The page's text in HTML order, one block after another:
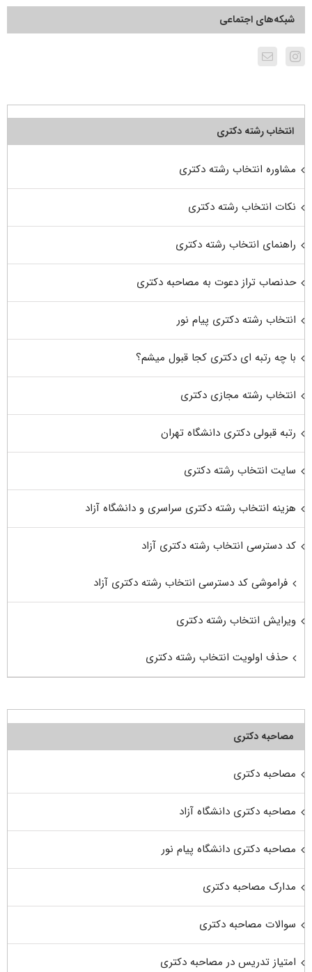
شبکه‌های اجتماعی
انتخاب رشته دکتری
مشاوره انتخاب رشته دکتری
نکات انتخاب رشته دکتری
راهنمای انتخاب رشته دکتری
حدنصاب تراز دعوت به مصاحبه دکتری
انتخاب رشته دکتری پیام نور
با چه رتبه ای دکتری کجا قبول میشم؟
انتخاب رشته مجازی دکتری
رتبه قبولی دکتری دانشگاه تهران
سایت انتخاب رشته دکتری
هزینه انتخاب رشته دکتری سراسری و دانشگاه آزاد
کد دسترسی انتخاب رشته دکتری آزاد
فراموشی کد دسترسی انتخاب رشته دکتری آزاد
ویرایش انتخاب رشته دکتری
حذف اولویت انتخاب رشته دکتری
مصاحبه دکتری
مصاحبه دکتری
مصاحبه دکتری دانشگاه آزاد
مصاحبه دکتری دانشگاه پیام نور
مدارک مصاحبه دکتری
سوالات مصاحبه دکتری
امتیاز تدریس در مصاحبه دکتری